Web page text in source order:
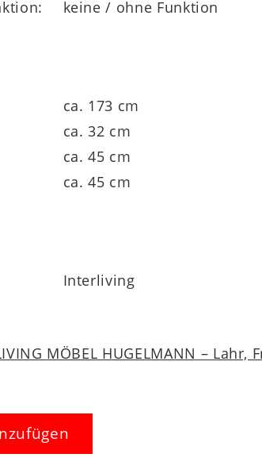
Ob als
auf ganzer Linie.
keine / ohne Funktion
ca. 173 cm
ca. 32 cm
ca. 45 cm
ca. 45 cm
Interliving
MÖBEL HUGELMANN –